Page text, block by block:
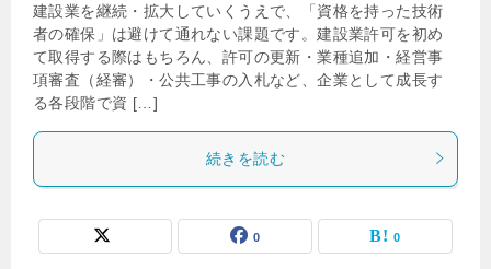
建設業を継続・拡大していくうえで、「資格を持った技術
者の確保」は避けて通れない課題です。建設業許可を初め
て取得する際はもちろん、許可の更新・業種追加・経営事
項審査（経審）・公共工事の入札など、企業として成長す
る各段階で資 […]
続きを読む
0 0